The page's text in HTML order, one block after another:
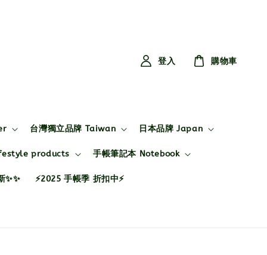
台灣獨立品牌 Taiwan 日本品牌 Japan
products 手帳筆記本 Notebook
✨✨ ⚡2025 手帳季 折扣中⚡
登入 購物車